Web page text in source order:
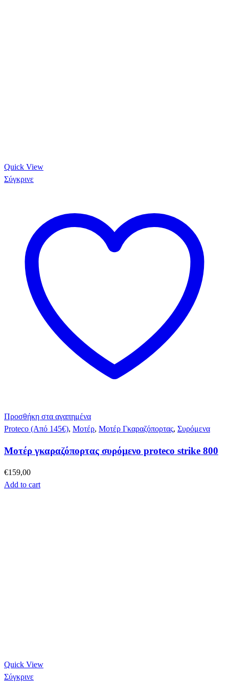
Quick View
Σύγκρινε
Προσθήκη στα αγαπημένα
Proteco (Από 145€), Μοτέρ, Μοτέρ Γκαραζόπορτας, Συρόμενα
Μοτέρ γκαραζόπορτας συρόμενο proteco strike 800
€159,00
Add to cart
Quick View
Σύγκρινε